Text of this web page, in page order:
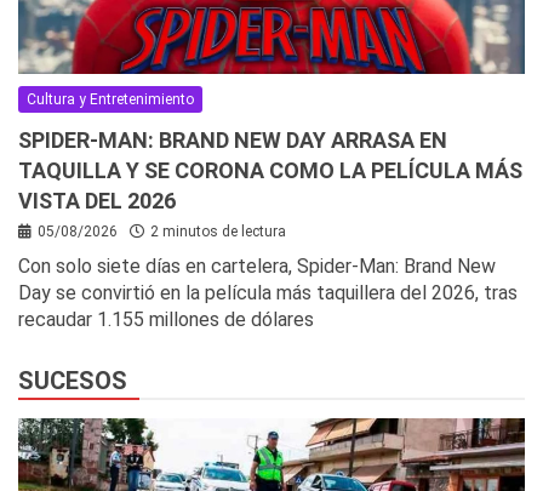
Cultura y Entretenimiento
SPIDER-MAN: BRAND NEW DAY ARRASA EN
TAQUILLA Y SE CORONA COMO LA PELÍCULA MÁS
VISTA DEL 2026
05/08/2026 2 minutos de lectura
Con solo siete días en cartelera, Spider-Man: Brand New
Day se convirtió en la película más taquillera del 2026, tras
recaudar 1.155 millones de dólares
SUCESOS